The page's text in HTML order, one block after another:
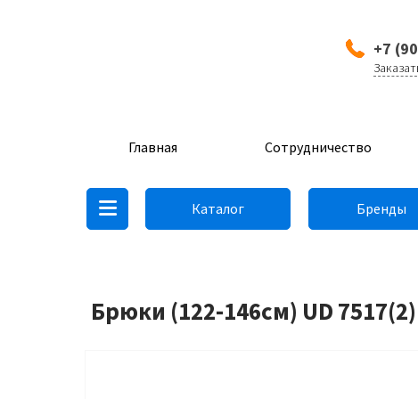
+7
Главная Сотрудничество
Каталог Бренды
Брюки (122-146см) UD